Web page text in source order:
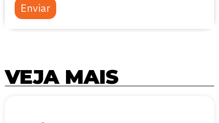
Enviar
VEJA MAIS